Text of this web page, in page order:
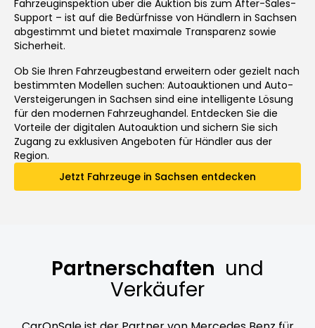
Fahrzeuginspektion über die Auktion bis zum After-Sales-
Support – ist auf die Bedürfnisse von Händlern in Sachsen
abgestimmt und bietet maximale Transparenz sowie
Sicherheit.
Ob Sie Ihren Fahrzeugbestand erweitern oder gezielt nach
bestimmten Modellen suchen: Autoauktionen und Auto-
Versteigerungen in Sachsen sind eine intelligente Lösung
für den modernen Fahrzeughandel. Entdecken Sie die
Vorteile der digitalen Autoauktion und sichern Sie sich
Zugang zu exklusiven Angeboten für Händler aus der
Region.
Jetzt Fahrzeuge in Sachsen entdecken
Partnerschaften und
Verkäufer